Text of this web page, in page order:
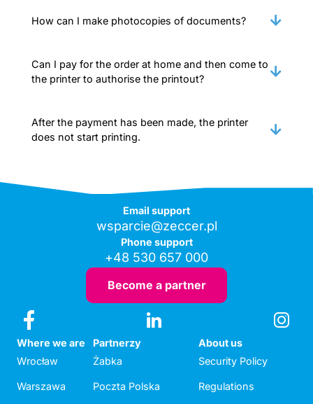
How can I make photocopies of documents?
Can I pay for the order at home and then come to
the printer to authorise the printout?
After the payment has been made, the printer
does not start printing.
Email support
wsparcie@zeccer.pl
Phone support
+48 530 657 000
Become a partner
Where we are
Wrocław
Warszawa
Partnerzy
Żabka
Poczta Polska
About us
Security Policy
Regulations